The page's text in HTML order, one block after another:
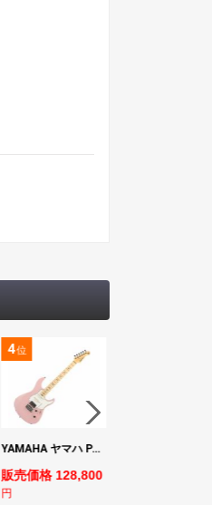
4位
YAMAHA ヤマハ PACS+12M ASP Pacifica Standard Plus パシフィカスタンダードプラス エレキギター
販売価格 128,800
円